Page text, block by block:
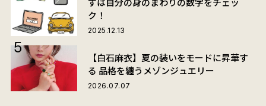
ク！
2025.12.13
【白石麻衣】夏の装いをモードに昇華す
る 品格を纏うメゾンジュエリー
2026.07.07